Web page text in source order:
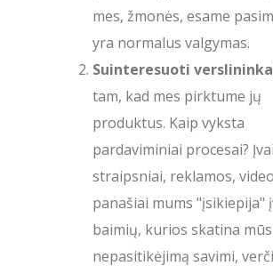
mes, žmonės, esame
yra normalus valgymas.
Suinteresuoti
tam, kad mes pirktume jų
produktus. Kaip vyksta
pardaviminiai procesai?
straipsniai, reklamos,
panašiai mums "įsikiepija"
baimių, kurios skatina
nepasitikėjimą savimi,